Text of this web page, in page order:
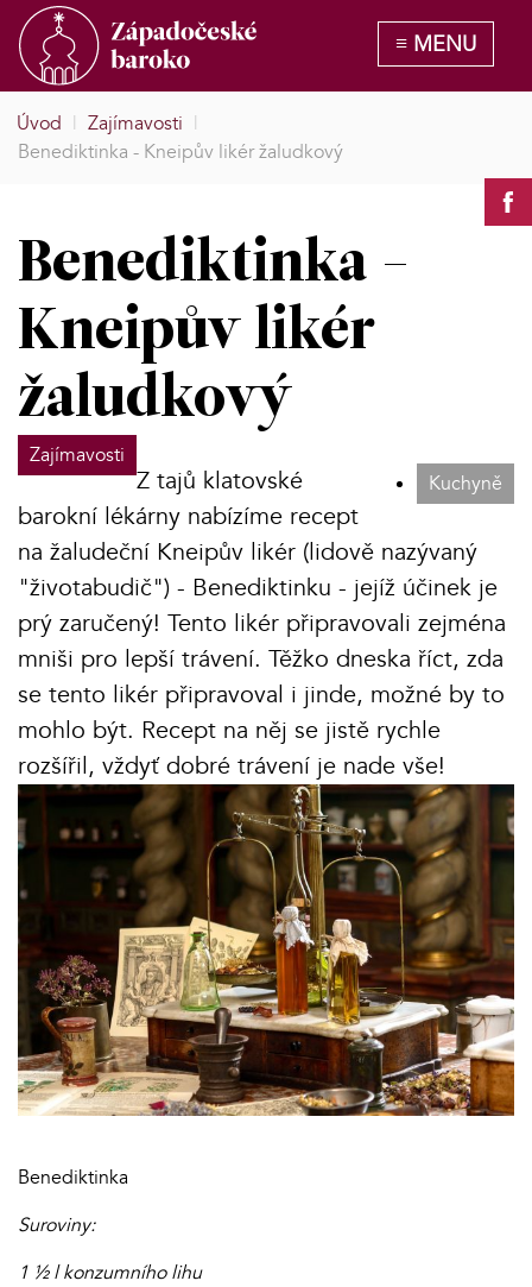
Úvod | Zajímavosti |
Benediktinka - Kneipův likér žaludkový
Benediktinka -
Kneipův likér
žaludkový
Zajímavosti
Kuchyně
Z tajů klatovské
barokní lékárny nabízíme recept
na žaludeční Kneipův likér (lidově nazývaný
"životabudič") - Benediktinku - jejíž účinek je
prý zaručený! Tento likér připravovali zejména
mniši pro lepší trávení. Těžko dneska říct, zda
se tento likér připravoval i jinde, možné by to
mohlo být. Recept na něj se jistě rychle
rozšířil, vždyť dobré trávení je nade vše!
Benediktinka
Suroviny:
1 ½ l konzumního lihu